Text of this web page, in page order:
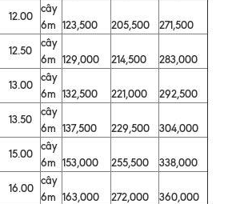
12.00
cây
6m 123,500 205,500
271,500
12.50
cây
6m 129,000 214,500
283,000
13.00
cây
6m 132,500 221,000
292,500
13.50
cây
6m 137,500 229,500
304,000
15.00
cây
6m 153,000 255,500
338,000
16.00
cây
6m 163,000 272,000
360,000